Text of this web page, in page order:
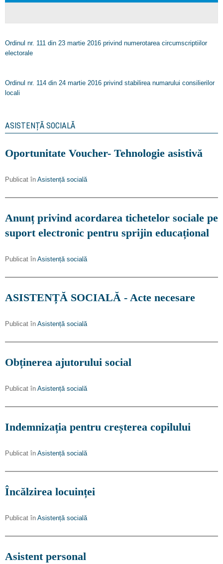
Ordinul nr. 111 din 23 martie 2016 privind numerotarea circumscriptiilor
electorale
Ordinul nr. 114 din 24 martie 2016 privind stabilirea numarului consilierilor
locali
ASISTENȚĂ SOCIALĂ
Oportunitate Voucher- Tehnologie asistivă
Publicat în Asistență socială
Anunț privind acordarea tichetelor sociale pe
suport electronic pentru sprijin educațional
Publicat în Asistență socială
ASISTENȚĂ SOCIALĂ - Acte necesare
Publicat în Asistență socială
Obținerea ajutorului social
Publicat în Asistență socială
Indemnizația pentru creșterea copilului
Publicat în Asistență socială
Încălzirea locuinței
Publicat în Asistență socială
Asistent personal